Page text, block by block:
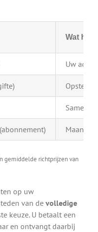
Wat
Uw
gemiddelde richtprijzen van
op uw
van de volledige
keuze. U betaalt een
en ontvangt daarbij